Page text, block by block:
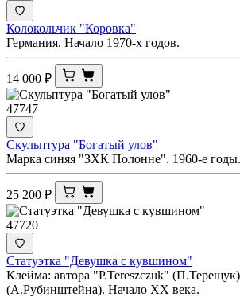
Колокольчик "Коровка"
Германия. Начало 1970-х годов.
14 000 ₽
47747
Скульптура "Богатый улов"
Марка синяя "ЗХК Полонне". 1960-е годы.
25 200 ₽
47720
Статуэтка "Девушка с кувшином"
Клейма: автора "Р.Tereszczuk"
(А.Рубинштейна). Начало ХХ века.